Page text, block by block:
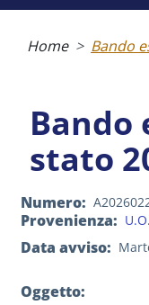
Home Bando
Bando
stato
Numero
Provenienza
Data avviso
Oggetto: